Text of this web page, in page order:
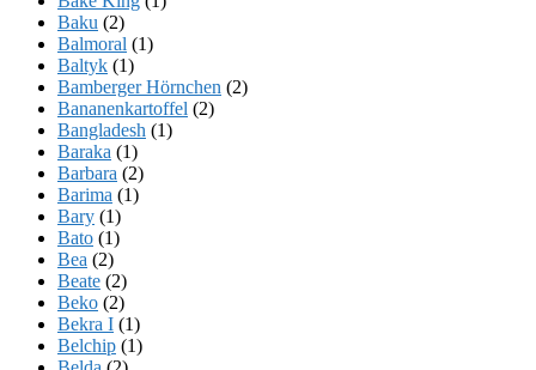
Baku (2)
Balmoral (1)
Baltyk (1)
Bamberger Hörnchen (2)
Bananenkartoffel (2)
Bangladesh (1)
Baraka (1)
Barbara (2)
Barima (1)
Bary (1)
Bato (1)
Bea (2)
Beate (2)
Beko (2)
Bekra I (1)
Belchip (1)